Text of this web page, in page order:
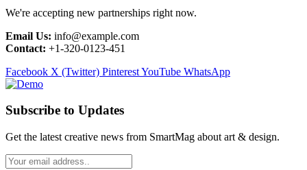
We're accepting new partnerships right now.
Email Us: info@example.com
Contact: +1-320-0123-451
Facebook X (Twitter) PinterestYouTube WhatsApp
Subscribe to Updates
Get the latest creative news from SmartMag about art & design.